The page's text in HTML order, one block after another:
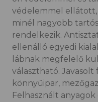
védelemmel ellátott,
minél nagyobb
rendelkezik.
ellenálló egyedi
lábnak megfelelő
választható.
könnyűipar,
Felhasznált anyagok